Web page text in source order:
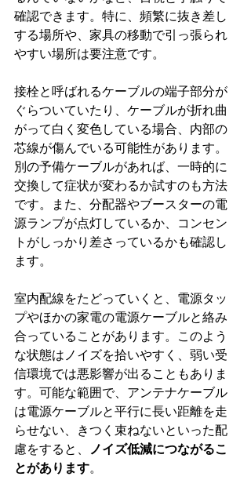
確認できます。特に、頻繁に抜き差し
する場所や、家具の移動で引っ張られ
やすい場所は要注意です。
接栓と呼ばれるケーブルの端子部分が
ぐらついていたり、ケーブルが折れ曲
がって白く変色している場合、内部の
芯線が傷んでいる可能性があります。
別の予備ケーブルがあれば、一時的に
交換して症状が変わるか試すのも方法
です。また、分配器やブースターの電
源ランプが点灯しているか、コンセン
トがしっかり差さっているかも確認し
ます。
室内配線をたどっていくと、電源タッ
プやほかの家電の電源ケーブルと絡み
合っていることがあります。このよう
な状態はノイズを拾いやすく、弱い受
信環境では悪影響が出ることもありま
す。可能な範囲で、アンテナケーブル
は電源ケーブルと平行に長い距離を走
らせない、きつく束ねないといった配
慮をすると、
ノイズ低減につながるこ
とがあります。